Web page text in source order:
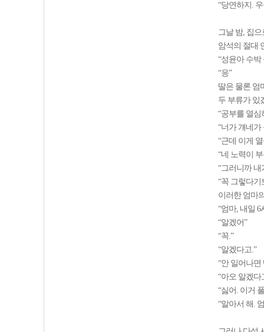
“당연하지.
그날 밤, 집
암석의 절대
“성윤아 수박
“응”
딸은 물론 엄
두 부류가 있
“공부를 열심
“너가 걔네가
“근데 이게
“네 노력이
“그러니까 내
“꼭 그렇다기
이러한 엄마
“엄마, 내일 6
“알겠어”
“꼭.”
“알겠다고.”
“안 일어나면
“아오 알겠다
“싫어. 이거
“알아서 해.